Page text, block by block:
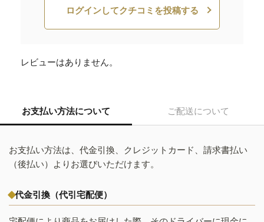
ログインしてクチコミを投稿する
レビューはありません。
お支払い方法について ご配送について
お支払い方法は、代金引換、クレジットカード、請求書払い
（後払い）よりお選びいただけます。
代金引換（代引宅配便）